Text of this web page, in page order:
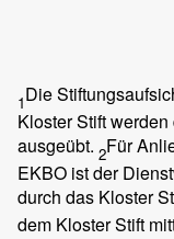
1Die
Kloster Stift
ausgeübt. 2Für
EKBO ist der
durch das Kloster
dem Kloster Stift